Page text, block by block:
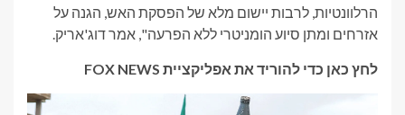
הרלוונטיות, לרבות יישום מלא של הפסקת האש, הגנה על
אזרחים ומתן סיוע הומניטרי ללא הפרעה", אמר דוג'אריק.
לחץ כאן כדי להוריד את אפליקציית FOX NEWS